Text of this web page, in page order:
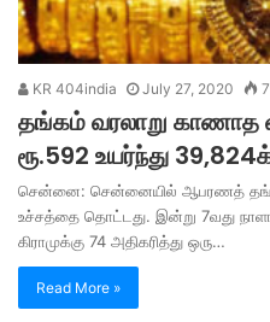
KR 404india July 27, 2020
தங்கம் வரலாறு காணாத
ரூ.592 உயர்ந்து
சென்னை: சென்னையில் ஆபரணத்
உச்சத்தை தொட்டது. இன்று 7வது
கிராமுக்கு 74 அதிகரித்து ஒரு…
Read More »